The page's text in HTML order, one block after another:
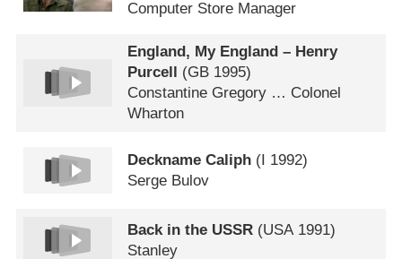
Computer Store Manager
England, My England – Henry
Purcell
(GB 1995)
Constantine Gregory … Colonel
Wharton
Deckname Caliph (I 1992)
Serge Bulov
Back in the USSR (USA1991)
Stanley